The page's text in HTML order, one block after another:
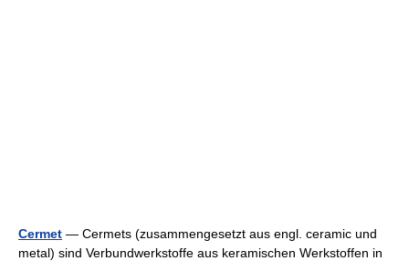
Cermet — Cermets (zusammengesetzt aus engl. ceramic und
metal) sind Verbundwerkstoffe aus keramischen Werkstoffen in